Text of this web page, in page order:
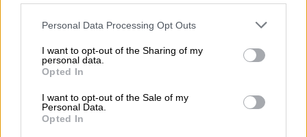
Please note that this website/app uses one or more Google
not limited to your visit or usage behaviour. You may click to
grant or deny consent to Google and its third-party tags to
use your data for below specified purposes in below Google
consent section.
Personal Data Processing Opt Outs
I want to opt-out of the Sharing of my
personal data.
Opted In
I want to opt-out of the Sale of my
Personal Data.
Opted In
Δεν είχε ενημερωθεί η Ουκρανία
από την Ουάσινγκτον
Το υπουργείο Άμυνάς της Ουκρανίας
αντέδρασε ανακοινώνοντας ότι